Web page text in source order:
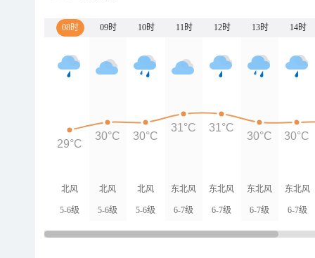
08时 09时 10时 11时 12时 13时 14时
北风
5-6级
北风
5-6级
北风
5-6级
东北风
6-7级
东北风
6-7级
东北风
6-7级
东北风
6-7级
29°C
30°C 30°C
31°C 31°C
30°C 30°C